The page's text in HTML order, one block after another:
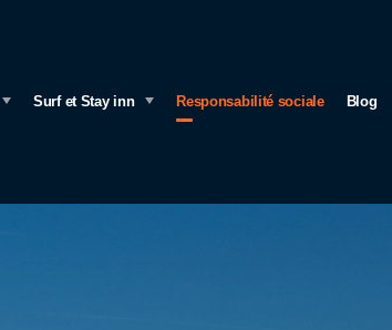
Surf et Stay inn Responsabilité sociale Blog